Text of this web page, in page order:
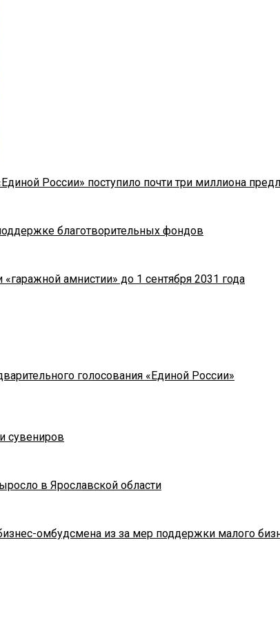
России» поступило почти три миллиона
благотворительных фондов
амнистии» до 1 сентября 2031 года
голосования «Единой России»
сувениров
в Ярославской области
омбудсмена из за мер поддержки малого